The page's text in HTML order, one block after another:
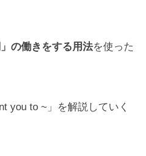
」の働きをする用法を使った
you to ~」を解説していく